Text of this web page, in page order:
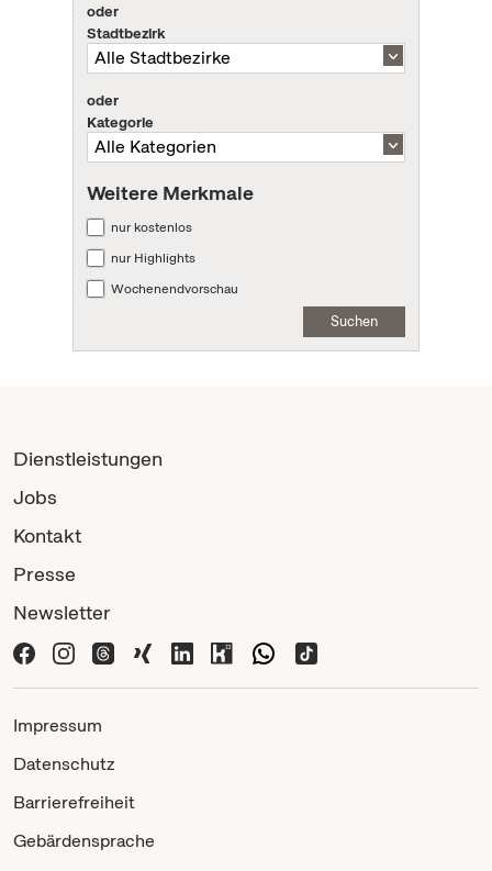
oder
Stadtbezirk
oder
Kategorie
Weitere Merkmale
nur kostenlos
nur Highlights
Wochenendvorschau
Suchen
Dienstleistungen
Jobs
Kontakt
Presse
Newsletter
Impressum
Datenschutz
Barrierefreiheit
Gebärdensprache